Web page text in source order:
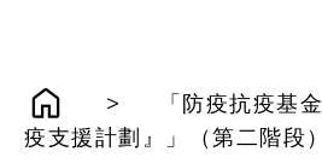
>
「防疫抗疫基
疫支援計劃』」（第二階段